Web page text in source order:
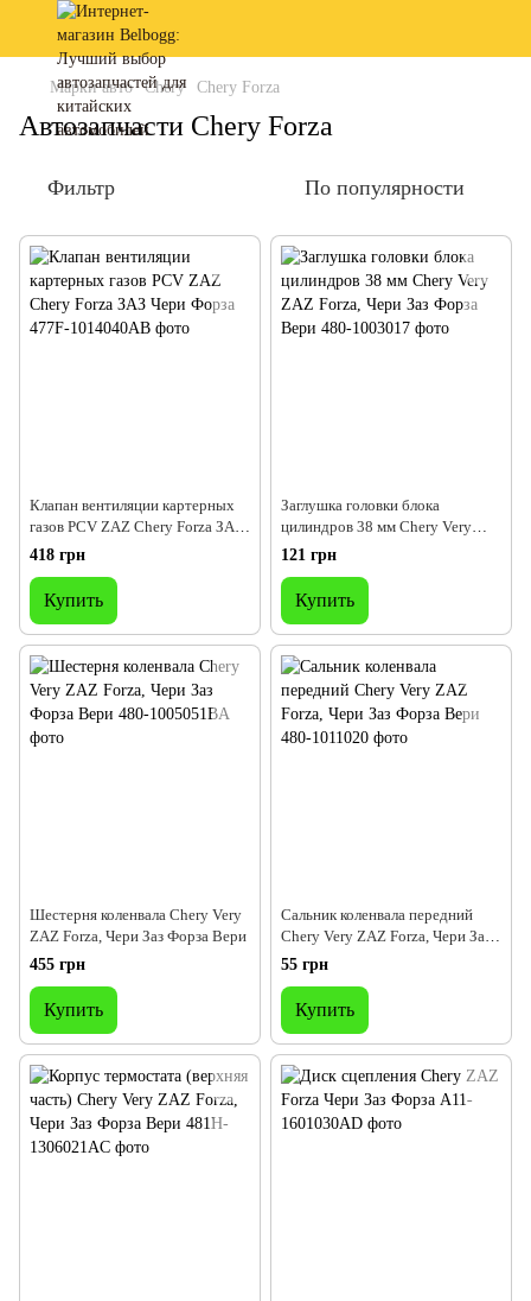
Марки авто Chery Chery Forza
Автозапчасти Chery Forza
Фильтр По популярности
Клапан вентиляции картерных
газов PCV ZAZ Chery Forza ЗАЗ
Чери Форза
418 грн
Купить
Заглушка головки блока
цилиндров 38 мм Chery Very
ZAZ Forza, Чери Заз Форза Вери
121 грн
Купить
Шестерня коленвала Chery Very
ZAZ Forza, Чери Заз Форза Вери
455 грн
Купить
Сальник коленвала передний
Chery Very ZAZ Forza, Чери Заз
Форза Вери
55 грн
Купить